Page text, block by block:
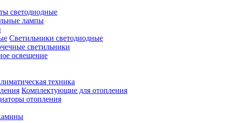
светодиодные
лампы
Светильники светодиодные
светильники
освещение
техника
Комплектующие для отопления
отопления